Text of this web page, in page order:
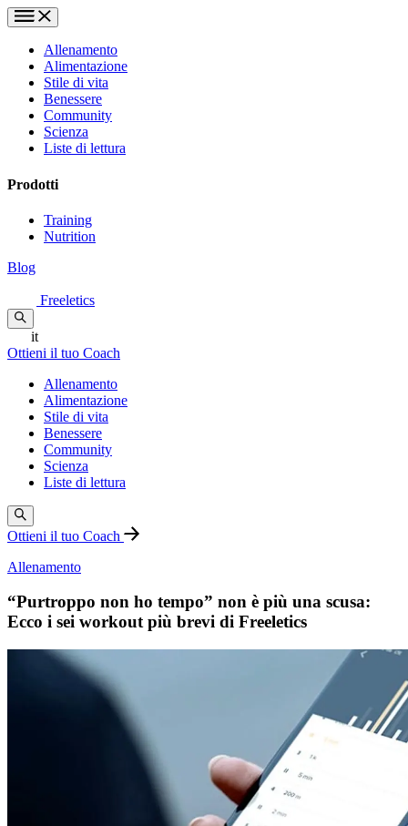
Allenamento
Alimentazione
Stile di vita
Benessere
Community
Scienza
Liste di lettura
Prodotti
Training
Nutrition
Blog
Freeletics
it
Ottieni il tuo Coach
Allenamento
Alimentazione
Stile di vita
Benessere
Community
Scienza
Liste di lettura
Ottieni il tuo Coach
Allenamento
“Purtroppo non ho tempo” non è più una scusa:
Ecco i sei workout più brevi di Freeletics